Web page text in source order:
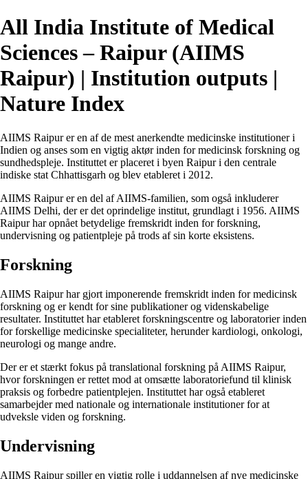
All India Institute of Medical
Sciences – Raipur (AIIMS
Raipur) | Institution outputs |
Nature Index
AIIMS Raipur er en af ​​de mest anerkendte medicinske institutioner i
Indien og anses som en vigtig aktør inden for medicinsk forskning og
sundhedspleje. Instituttet er placeret i byen Raipur i den centrale
indiske stat Chhattisgarh og blev etableret i 2012.
AIIMS Raipur er en del af AIIMS-familien, som også inkluderer
AIIMS Delhi, der er det oprindelige institut, grundlagt i 1956. AIIMS
Raipur har opnået betydelige fremskridt inden for forskning,
undervisning og patientpleje på trods af sin korte eksistens.
Forskning
AIIMS Raipur har gjort imponerende fremskridt inden for medicinsk
forskning og er kendt for sine publikationer og videnskabelige
resultater. Instituttet har etableret forskningscentre og laboratorier inden
for forskellige medicinske specialiteter, herunder kardiologi, onkologi,
neurologi og mange andre.
Der er et stærkt fokus på translational forskning på AIIMS Raipur,
hvor forskningen er rettet mod at omsætte laboratoriefund til klinisk
praksis og forbedre patientplejen. Instituttet har også etableret
samarbejder med nationale og internationale institutioner for at
udveksle viden og forskning.
Undervisning
AIIMS Raipur spiller en vigtig rolle i uddannelsen af ​​nye medicinske